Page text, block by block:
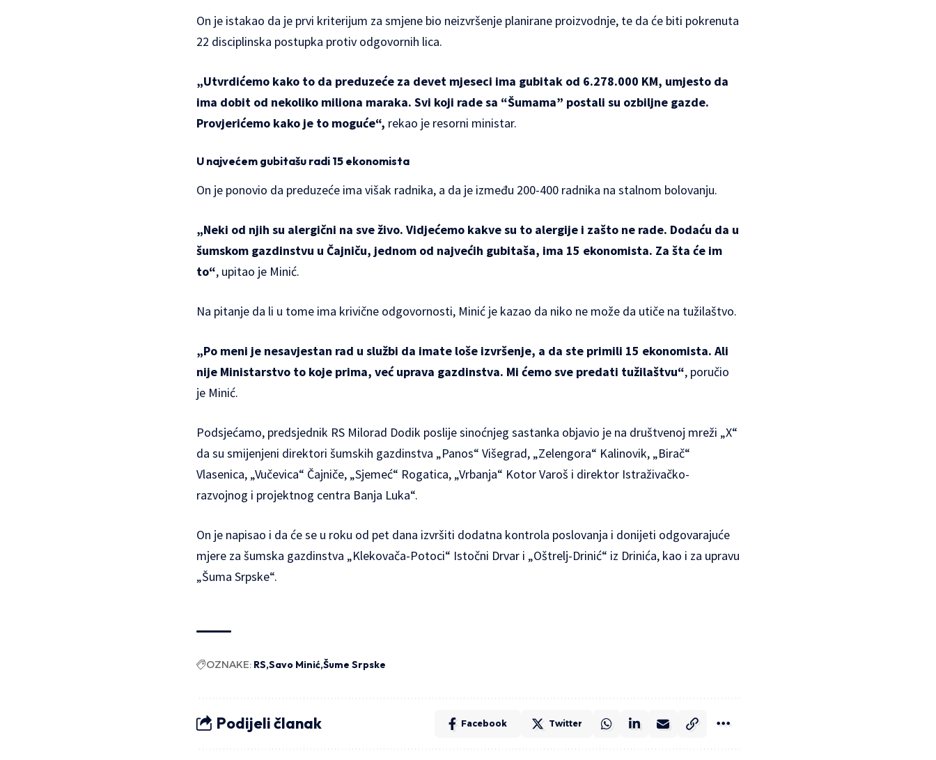
On je istakao da je prvi kriterijum za smjene bio neizvršenje planirane proizvodnje, te da će biti pokrenuta
22 disciplinska postupka protiv odgovornih lica.
„Utvrdićemo kako to da preduzeće za devet mjeseci ima gubitak od 6.278.000 KM, umjesto da
ima dobit od nekoliko miliona maraka. Svi koji rade sa “Šumama” postali su ozbiljne gazde.
Provjerićemo kako je to moguće“, rekao je resorni ministar.
U najvećem gubitašu radi 15 ekonomista
On je ponovio da preduzeće ima višak radnika, a da je između 200-400 radnika na stalnom bolovanju.
„Neki od njih su alergični na sve živo. Vidjećemo kakve su to alergije i zašto ne rade. Dodaću da u
šumskom gazdinstvu u Čajniču, jednom od najvećih gubitaša, ima 15 ekonomista. Za šta će im
to“, upitao je Minić.
Na pitanje da li u tome ima krivične odgovornosti, Minić je kazao da niko ne može da utiče na tužilaštvo.
„Po meni je nesavjestan rad u službi da imate loše izvršenje, a da ste primili 15 ekonomista. Ali
nije Ministarstvo to koje prima, već uprava gazdinstva. Mi ćemo sve predati tužilaštvu“, poručio
je Minić.
Podsjećamo, predsjednik RS Milorad Dodik poslije sinoćnjeg sastanka objavio je na društvenoj mreži „X“
da su smijenjeni direktori šumskih gazdinstva „Panos“ Višegrad, „Zelengora“ Kalinovik, „Birač“
Vlasenica, „Vučevica“ Čajniče, „Sjemeć“ Rogatica, „Vrbanja“ Kotor Varoš i direktor Istraživačko-
razvojnog i projektnog centra Banja Luka“.
On je napisao i da će se u roku od pet dana izvršiti dodatna kontrola poslovanja i donijeti odgovarajuće
mjere za šumska gazdinstva „Klekovača-Potoci“ Istočni Drvar i „Oštrelj-Drinić“ iz Drinića, kao i za upravu
„Šuma Srpske“.
OZNAKE: RS Savo Minić Šume Srpske
Podijeli članak Facebook Twitter